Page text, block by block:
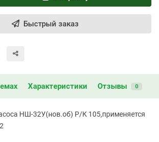
Быстрый заказ
Характеристики Отзывы 0
НШ-32У(нов.об) Р/К 105,применяется